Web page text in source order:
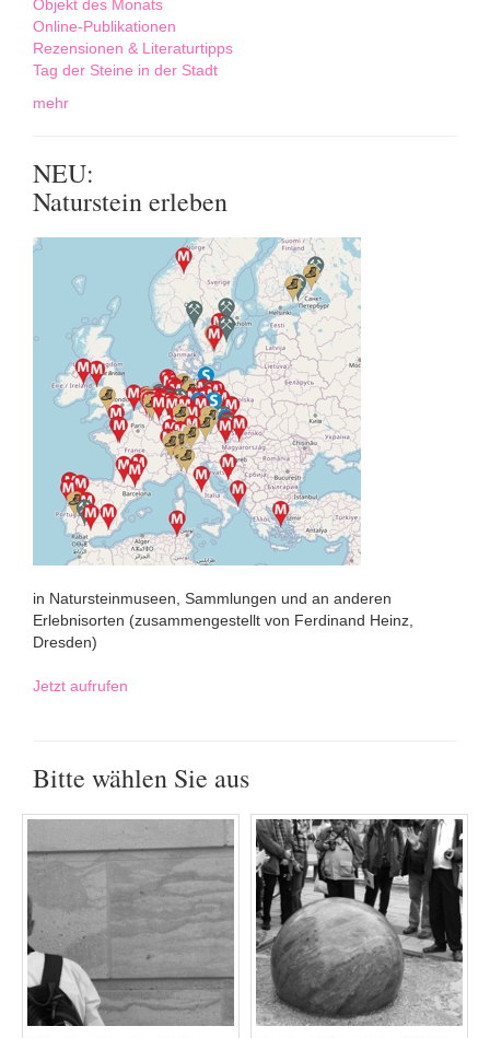
Objekt des Monats
Online-Publikationen
Rezensionen & Literaturtipps
Tag der Steine in der Stadt
mehr
NEU:
Naturstein erleben
in Natursteinmuseen, Sammlungen und an anderen
Erlebnisorten (zusammengestellt von Ferdinand Heinz,
Dresden)
Jetzt aufrufen
Bitte wählen Sie aus